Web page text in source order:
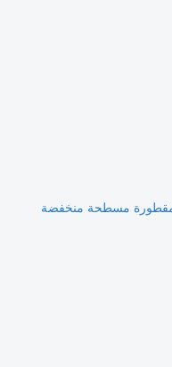
مقطورة مسطحة منخفضة